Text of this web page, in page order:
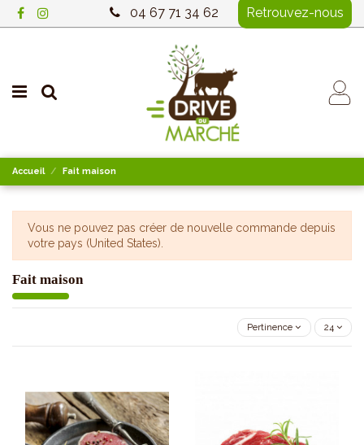
04 67 71 34 62 Retrouvez-nous
Accueil Fait maison
Vous ne pouvez pas créer de nouvelle commande depuis
votre pays (United States).
Fait maison
Pertinence 24